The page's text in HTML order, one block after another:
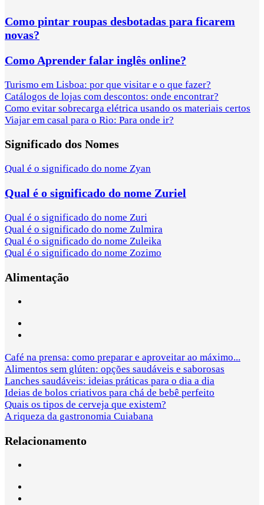
Como pintar roupas desbotadas para ficarem
novas?
Como Aprender falar inglês online?
Turismo em Lisboa: por que visitar e o que fazer?
Catálogos de lojas com descontos: onde encontrar?
Como evitar sobrecarga elétrica usando os materiais certos
Viajar em casal para o Rio: Para onde ir?
Significado dos Nomes
Qual é o significado do nome Zyan
Qual é o significado do nome Zuriel
Qual é o significado do nome Zuri
Qual é o significado do nome Zulmira
Qual é o significado do nome Zuleika
Qual é o significado do nome Zozimo
Alimentação
Café na prensa: como preparar e aproveitar ao máximo...
Alimentos sem glúten: opções saudáveis e saborosas
Lanches saudáveis: ideias práticas para o dia a dia
Ideias de bolos criativos para chá de bebê perfeito
Quais os tipos de cerveja que existem?
A riqueza da gastronomia Cuiabana
Relacionamento